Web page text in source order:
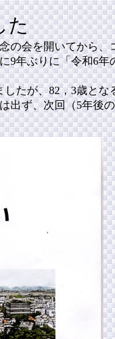
た
の会を開いてから
9年ぶりに「令和6
たが、82，3歳と
出ず、次回（5年後